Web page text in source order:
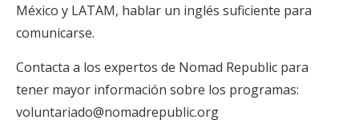
México y LATAM, hablar un inglés suficiente para
comunicarse.
Contacta a los expertos de Nomad Republic para
tener mayor información sobre los programas:
voluntariado@nomadrepublic.org